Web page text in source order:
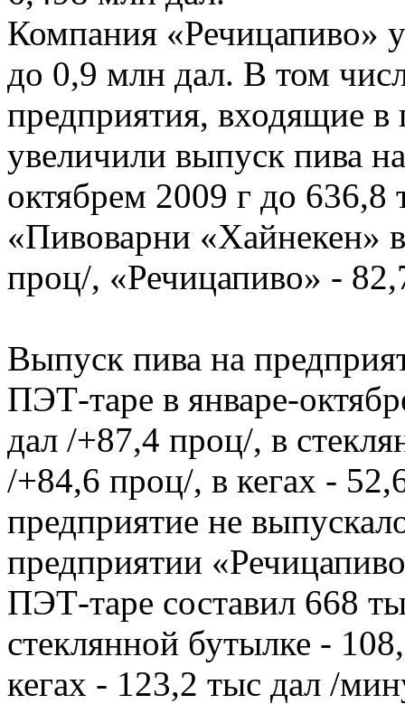
Компания «Речицапиво»
до 0,9 млн дал. В том
предприятия, входящие
увеличили выпуск пива
октябрем 2009 г до
«Пивоварни «Хайнекен»
проц/, «Речицапиво» -
Выпуск пива на
ПЭТ-таре в январе-
дал /+87,4 проц/, в
/+84,6 проц/, в кегах -
предприятие не
предприятии
ПЭТ-таре составил 668
стеклянной бутылке -
кегах - 123,2 тыс дал /